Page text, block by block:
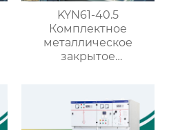
KYN61-40.5
Комплектное
металлическое
закрытое
со съемными
элементами